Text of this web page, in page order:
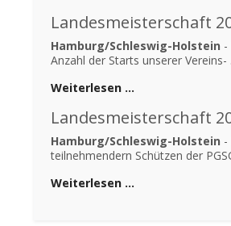
Landesmeisterschaft
Hamburg/Schleswig-Holstein -
Anzahl der Starts unserer Vereins-
Weiterlesen …
Landesmeisterschaft
Hamburg/Schleswig-Holstein -
teilnehmendern Schützen der
Weiterlesen …